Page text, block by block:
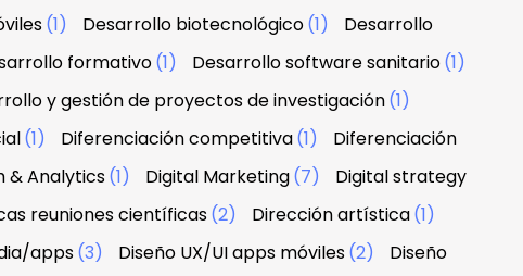
(1) Desarrollo biotecnológico(1)
Desarrollo
formativo(1) Desarrollo software sanitario(1)
y gestión de proyectos de investigación(1)
(1) Diferenciación competitiva(1)
Diferenciación
& Analytics(1) Digital Marketing(7)
Digital strategy
reuniones científicas(2) Dirección artística(1)
apps(3) Diseño UX/UI apps móviles(2)
Diseño